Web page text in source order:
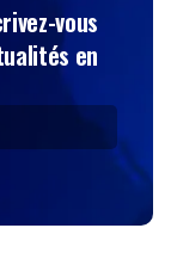
vous
en